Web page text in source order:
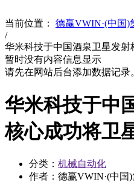
当前位置： 德赢VWIN·(中国)
/
华米科技于中国酒泉卫星发射
暂时没有内容信息显示
请先在网站后台添加数据记录
华米科技于中
核心成功将卫
分类： 机械自动化
作者：德赢VWIN·(中国)